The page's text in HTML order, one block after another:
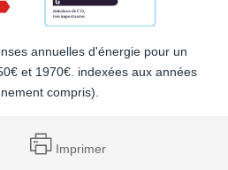
annuelles d'énergie pour un
et 1970€. indexées aux années
compris).
Imprimer